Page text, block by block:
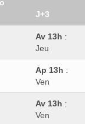
J+3
Av 13h :
Jeu
Ap 13h :
Ven
Av 13h :
Ven